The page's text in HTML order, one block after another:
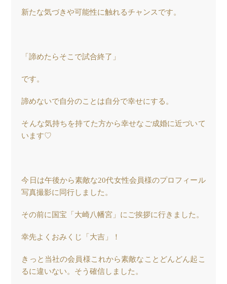
新たな気づきや可能性に触れるチャンスです。
「諦めたらそこで試合終了」
です。
諦めないで自分のことは自分で幸せにする。
そんな気持ちを持てた方から幸せなご成婚に近づいて
います♡
今日は午後から素敵な20代女性会員様のプロフィール
写真撮影に同行しました。
その前に国宝「大崎八幡宮」にご挨拶に行きました。
幸先よくおみくじ「大吉」！
きっと当社の会員様これから素敵なことどんどん起こ
るに違いない。そう確信しました。